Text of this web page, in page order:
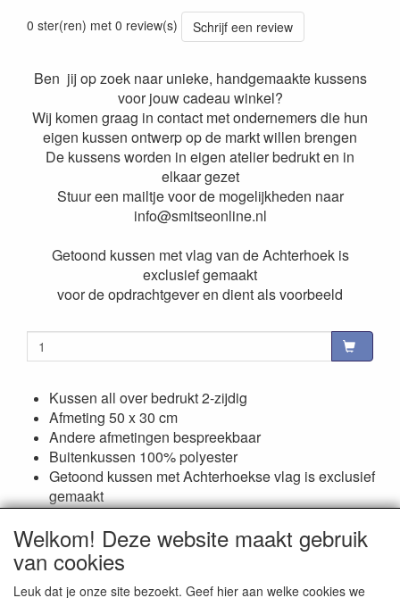
0 ster(ren) met 0 review(s) Schrijf een review
Ben jij op zoek naar unieke, handgemaakte kussens
voor jouw cadeau winkel?
Wij komen graag in contact met ondernemers die hun
eigen kussen ontwerp op de markt willen brengen
De kussens worden in eigen atelier bedrukt en in
elkaar gezet
Stuur een mailtje voor de mogelijkheden naar
info@smitseonline.nl
Getoond kussen met vlag van de Achterhoek is
exclusief gemaakt
voor de opdrachtgever en dient als voorbeeld
Kussen all over bedrukt 2-zijdig
Afmeting 50 x 30 cm
Andere afmetingen bespreekbaar
Buitenkussen 100% polyester
Getoond kussen met Achterhoekse vlag is exclusief
gemaakt
Reviews
Welkom! Deze website maakt gebruik
van cookies
Leuk dat je onze site bezoekt. Geef hier aan welke cookies we